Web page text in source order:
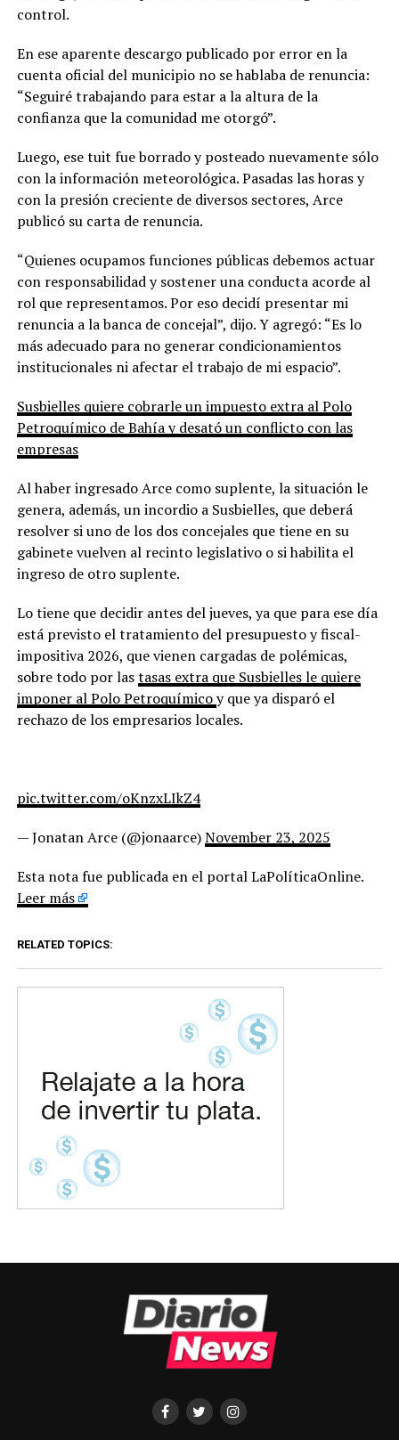
control.
En ese aparente descargo publicado por error en la
cuenta oficial del municipio no se hablaba de renuncia:
“Seguiré trabajando para estar a la altura de la
confianza que la comunidad me otorgó”.
Luego, ese tuit fue borrado y posteado nuevamente sólo
con la información meteorológica. Pasadas las horas y
con la presión creciente de diversos sectores, Arce
publicó su carta de renuncia.
“Quienes ocupamos funciones públicas debemos actuar
con responsabilidad y sostener una conducta acorde al
rol que representamos. Por eso decidí presentar mi
renuncia a la banca de concejal”, dijo. Y agregó: “Es lo
más adecuado para no generar condicionamientos
institucionales ni afectar el trabajo de mi espacio”.
Susbielles quiere cobrarle un impuesto extra al Polo
Petroquímico de Bahía y desató un conflicto con las
empresas
Al haber ingresado Arce como suplente, la situación le
genera, además, un incordio a Susbielles, que deberá
resolver si uno de los dos concejales que tiene en su
gabinete vuelven al recinto legislativo o si habilita el
ingreso de otro suplente.
Lo tiene que decidir antes del jueves, ya que para ese día
está previsto el tratamiento del presupuesto y fiscal-
impositiva 2026, que vienen cargadas de polémicas,
sobre todo por lastasas extra que Susbielles le quiere
imponer al Polo Petroquímicoy que ya disparó el
rechazo de los empresarios locales.
pic.twitter.com/oKnzxLIkZ4
— Jonatan Arce (@jonaarce)November 23, 2025
Esta nota fue publicada en el portal LaPolíticaOnline.
Leer más
RELATED TOPICS: